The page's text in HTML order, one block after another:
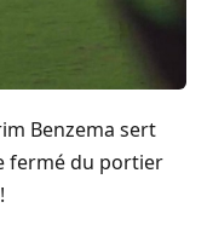
Benzema sert
fermé du portier